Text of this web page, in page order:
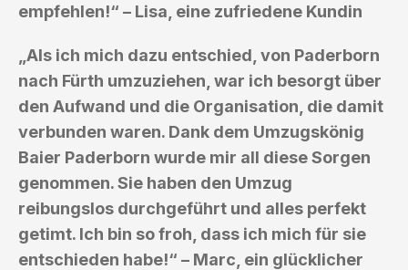
empfehlen!“ – Lisa, eine zufriedene Kundin
„Als ich mich dazu entschied, von Paderborn
nach Fürth umzuziehen, war ich besorgt über
den Aufwand und die Organisation, die damit
verbunden waren. Dank dem Umzugskönig
Baier Paderborn wurde mir all diese Sorgen
genommen. Sie haben den Umzug
reibungslos durchgeführt und alles perfekt
getimt. Ich bin so froh, dass ich mich für sie
entschieden habe!“ – Marc, ein glücklicher